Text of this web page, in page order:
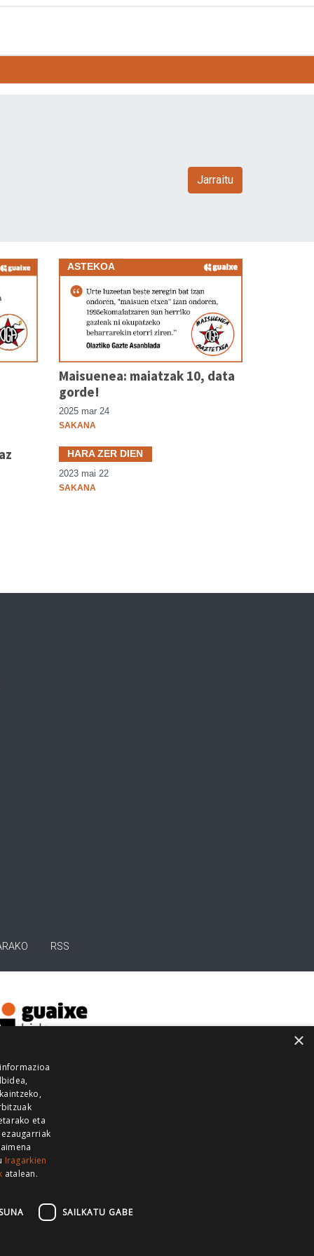
Jarraitu
ASTEKOA
Maisuenea: maiatzak 10, data
gorde!
2025 mar 24
SAKANA
HARA ZER DIEN
SAGA?
2023 mai 22
SAKANA
RSS
GUKA
GUKA ZUMAIA GUKA
×
eta
Iragarkien
atalean.
SAILKATU GABE